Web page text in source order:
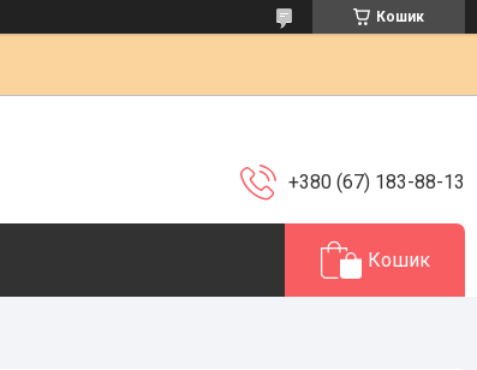
Кошик
+380 (67) 183-88-13
Кошик